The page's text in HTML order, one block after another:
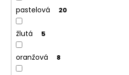
pastelová 20
žlutá 5
oranžová 8